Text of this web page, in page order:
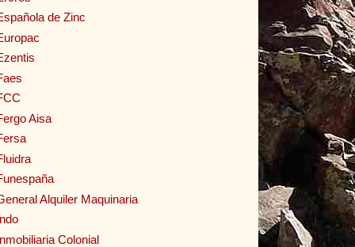
de Zinc
Aisa
Alquiler Maquinaria
Colonial